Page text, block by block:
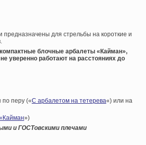
для стрельбы на короткие и
блочные арбалеты «Кайман»,
уверенно работают на расстояниях до
по перу («С арбалетом на тетерева«) или на
»)
и ГОСТовскими плечами